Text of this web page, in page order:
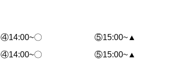
④14:00~〇 ⑤15:00~▲
④14:00~〇 ⑤15:00~▲